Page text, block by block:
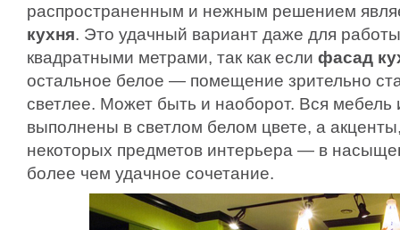
распространенным и нежным решением
кухня. Это удачный вариант даже для
квадратными метрами, так как если фасад
остальное белое — помещение зрительно
светлее. Может быть и наоборот. Вся мебель
выполнены в светлом белом цвете, а
некоторых предметов интерьера — в
более чем удачное сочетание.